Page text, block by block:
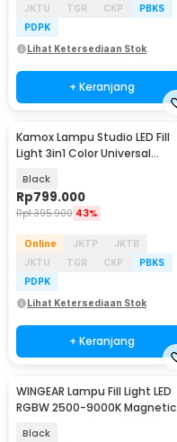
JKTU
TGR CKP
PBKS
PDPK
Lihat Ketersediaan Stok
+ Keranjang
Kamox Lampu Studio LED Fill
Light 3in1 Color Universal
Black
Rp799.000
Rp1.395.900 43%
Online JKTP
JKTB
JKTU
TGR CKP
PBKS
PDPK
Lihat Ketersediaan Stok
+ Keranjang
WINGEAR Lampu Fill Light LED
RGBW 2500-9000K Magnetic
Black